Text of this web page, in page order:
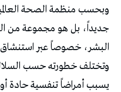
وبحسب منظمة الصحة
جديداً، بل هو مجموعة من
البشر، خصوصاً عبر استنشاق
وتختلف خطورته حسب
يسبب أمراضاً تنفسية حادة